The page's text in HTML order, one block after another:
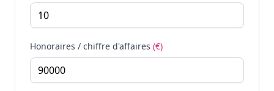
Honoraires / chiffre d'affaires (€)